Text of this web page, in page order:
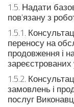
1.5. Надати
пов'язану з
1.5.1.
переносу на
продовження і
1.5.2.
замовлень і
послуг